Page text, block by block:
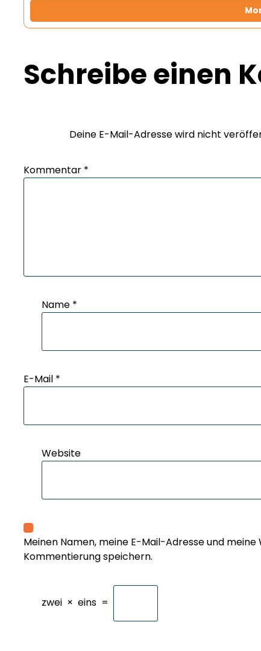
Schreibe einen
Deine E-Mail-Adresse wird nicht
Kommentar *
Name *
E-Mail *
Website
Meinen Namen, meine E-Mail-Adresse und
Kommentierung speichern.
zwei × eins =